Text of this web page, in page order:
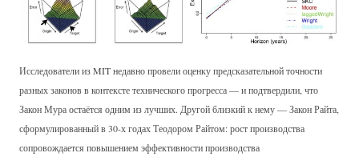
Исследователи из MIT недавно провели оценку предсказательной точности
разных законов в контексте технического прогресса — и подтвердили, что
Закон Мура остаётся одним из лучших. Другой близкий к нему — Закон Райта,
сформулированный в 30-х годах Теодором Райтом: рост производства
сопровождается повышением эффективности производства